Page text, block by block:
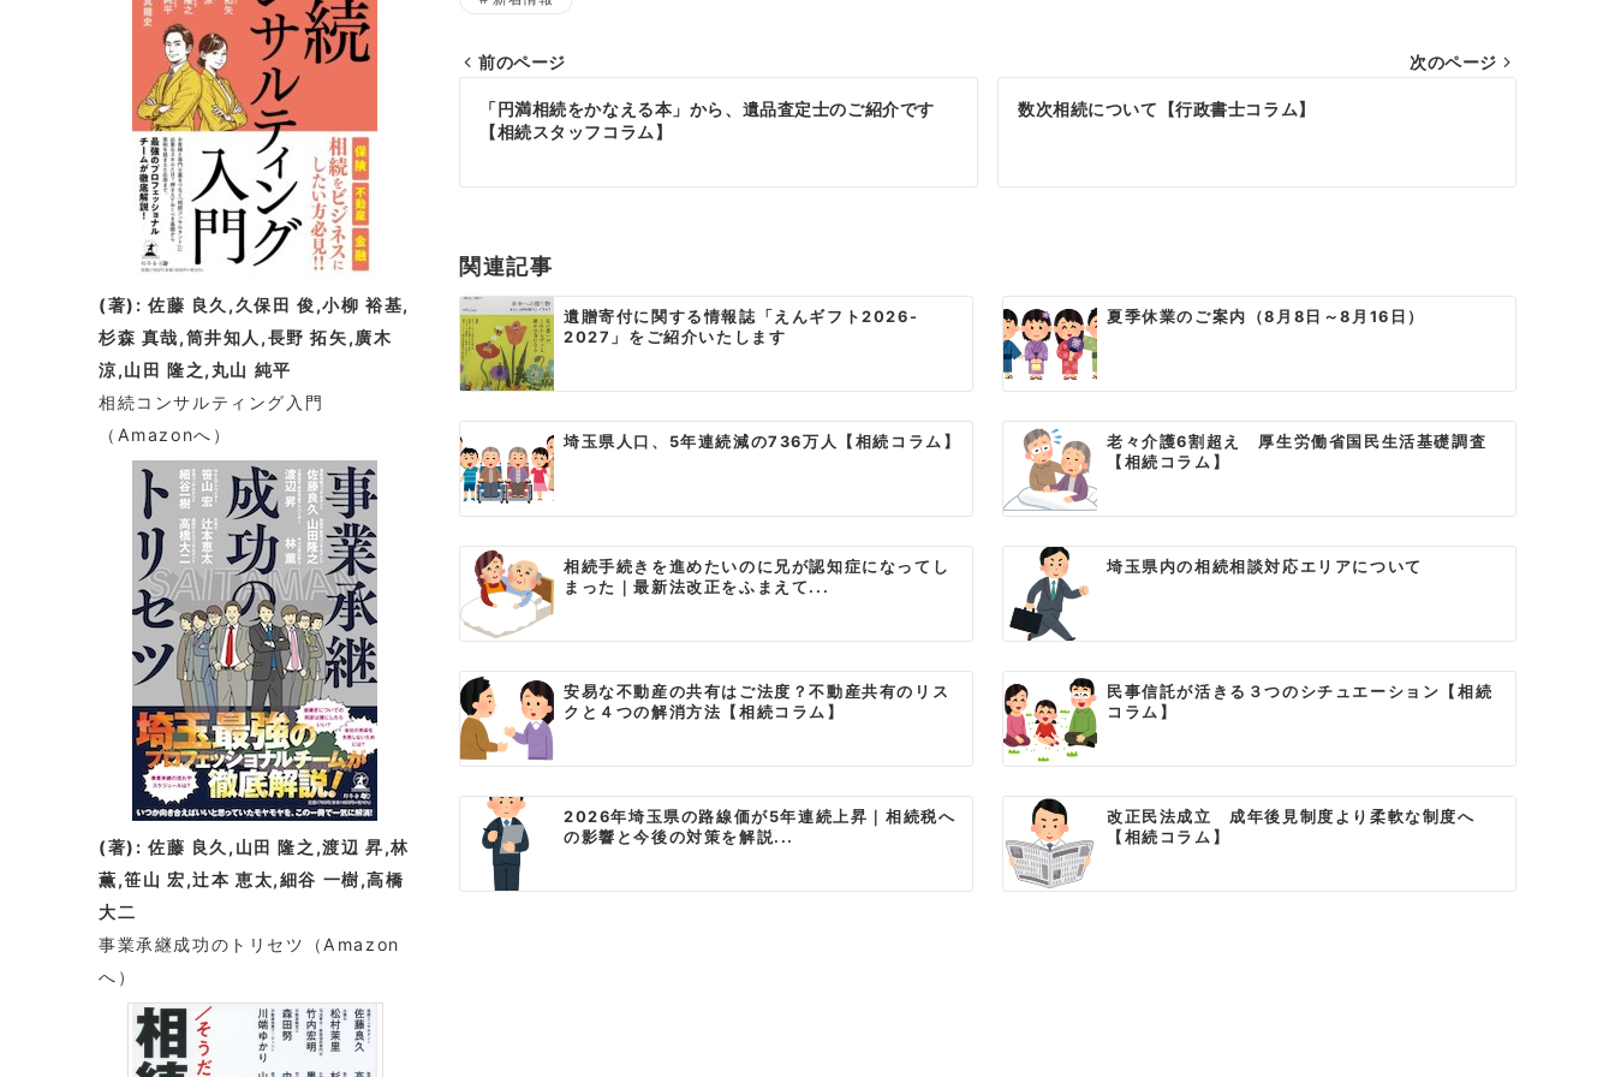
ナ
ゲ
ー
シ
ョ
ン
前のページ
「円満相続をかなえる本」から、遺品査定士のご紹介です
【相続スタッフコラム】
次のページ
数次相続について【行政書士コラム】
関連記事
遺贈寄付に関する情報誌「えんギフト2026-
2027」をご紹介いたします
夏季休業のご案内（8月8日～8月16日）
埼玉県人口、5年連続減の736万人【相続コラム】
老々介護6割超え 厚生労働省国民生活基礎調査
【相続コラム】
相続手続きを進めたいのに兄が認知症になってし
まった｜最新法改正をふまえて...
埼玉県内の相続相談対応エリアについて
安易な不動産の共有はご法度？不動産共有のリス
クと４つの解消方法【相続コラム】
民事信託が活きる３つのシチュエーション【相続
コラム】
2026年埼玉県の路線価が5年連続上昇｜相続税へ
の影響と今後の対策を解説...
改正民法成立 成年後見制度より柔軟な制度へ
【相続コラム】
(著): 佐藤 良久,久保田 俊,小柳 裕基,
杉森 真哉,筒井知人,長野 拓矢,廣木
涼,山田 隆之,丸山 純平
相続コンサルティング入門
（Amazonへ）
(著): 佐藤 良久,山田 隆之,渡辺 昇,林
薫,笹山 宏,辻本 恵太,細谷 一樹,高橋
大二
事業承継成功のトリセツ
（Amazon
へ）